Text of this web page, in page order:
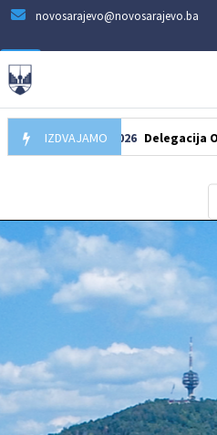
novosarajevo@novosarajevo.ba
IZDVAJAMO
07.08.2026 Delegacija Općine